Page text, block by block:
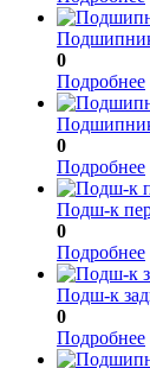
0
Подробнее
0
Подробнее
Подш-к
0
Подробнее
Подш-к
0
Подробнее